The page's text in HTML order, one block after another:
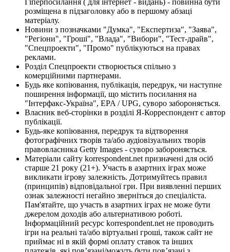
розміщена в підзаголовку або в першому абзаці
матеріалу.
Новини з позначками "Думка", "Експертиза", "Заява",
"Регіони", "Гроші", "Влада", "Вибори", "Тест-драйв",
"Спецпроекти", "Промо" публікуються на правах
реклами.
Розділ Спецпроекти створюється спільно з
комерційними партнерами.
Будь яке копіювання, публікація, передрук, чи наступне
поширення інформації, що містить посилання на
"Інтерфакс-Україна", EPA / UPG, суворо забороняється.
Власник веб-сторінки в розділі Я-Корреспондент є автор
публікації.
Будь-яке копіювання, передрук та відтворення
фотографічних творів та/або аудіовізуальних творів
правовласника Getty Images - суворо забороняється.
Матеріали сайту korrespondent.net призначені для осіб
старше 21 року (21+). Участь в азартних іграх може
викликати ігрову залежність. Дотримуйтесь правил
(принципів) відповідальної гри. При виявленні перших
ознак залежності негайно зверніться до спеціаліста.
Пам'ятайте, що участь в азартних іграх не може бути
джерелом доходів або альтернативою роботі.
Інформаційний ресурс korrespondent.net не проводить
ігри на реальні та/або віртуальні гроші, також сайт не
приймає ні в якій формі оплату ставок та інших